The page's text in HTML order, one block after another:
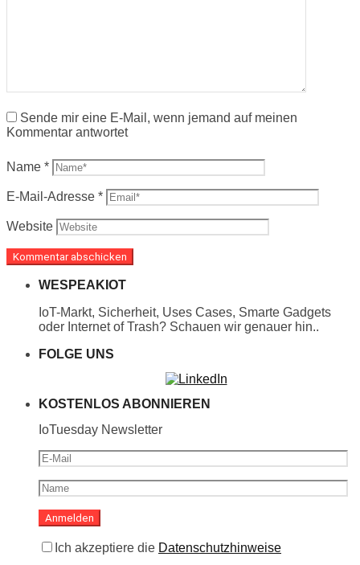
Sende mir eine E-Mail, wenn jemand auf meinen
Kommentar antwortet
Name *
E-Mail-Adresse *
Website
WESPEAKIOT
IoT-Markt, Sicherheit, Uses Cases, Smarte Gadgets
oder Internet of Trash? Schauen wir genauer hin..
FOLGE UNS
KOSTENLOS ABONNIEREN
IoTuesday Newsletter
Ich akzeptiere die Datenschutzhinweise